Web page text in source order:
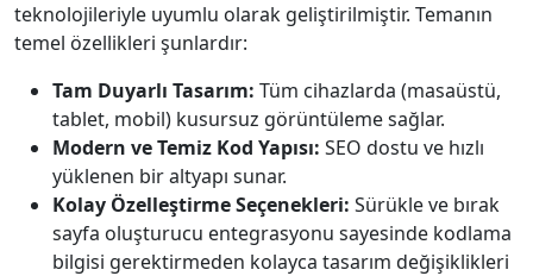
teknolojileriyle uyumlu olarak geliştirilmiştir. Temanın
temel özellikleri şunlardır:
Tam Duyarlı Tasarım: Tüm cihazlarda (masaüstü,
tablet, mobil) kusursuz görüntüleme sağlar.
Modern ve Temiz Kod Yapısı: SEO dostu ve hızlı
yüklenen bir altyapı sunar.
Kolay Özelleştirme Seçenekleri: Sürükle ve bırak
sayfa oluşturucu entegrasyonu sayesinde kodlama
bilgisi gerektirmeden kolayca tasarım değişiklikleri